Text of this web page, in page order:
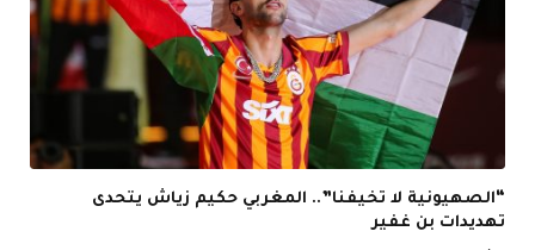
“الصهيونية لا تخيفنا”.. المغربي حكيم زياش يتحدى
تهديدات بن غفير